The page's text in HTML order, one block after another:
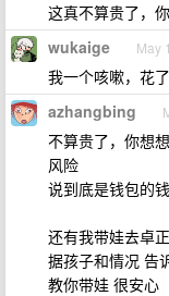
这真不算贵了，
wukaige May
我一个咳嗽，花
azhangbing
不算贵了，你想
风险
说到底是钱包的
还有我带娃去卓
据孩子和情况 告
教你带娃 很安心